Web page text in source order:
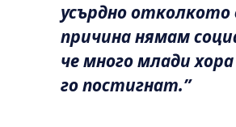
усърдно отколкото
причина нямам
че много млади
го постигнат.”